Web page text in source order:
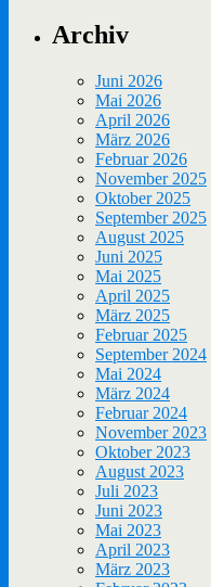
Archiv
Juni 2026
Mai 2026
April 2026
März 2026
Februar 2026
November 2025
Oktober 2025
September 2025
August 2025
Juni 2025
Mai 2025
April 2025
März 2025
Februar 2025
September 2024
Mai 2024
März 2024
Februar 2024
November 2023
Oktober 2023
August 2023
Juli 2023
Juni 2023
Mai 2023
April 2023
März 2023